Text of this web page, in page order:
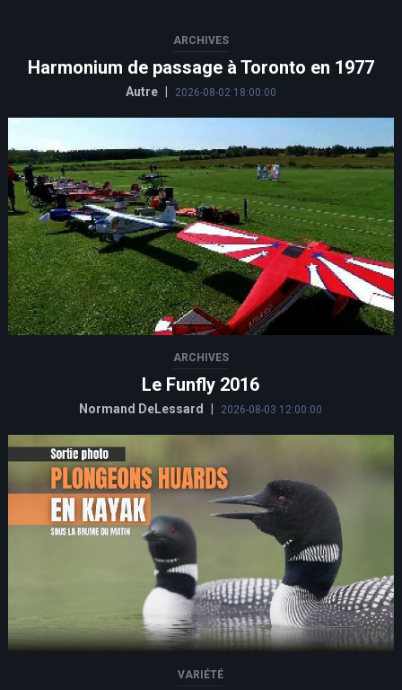
ARCHIVES
Harmonium de passage à Toronto en 1977
Autre 2026-08-02 18:00:00
ARCHIVES
Le Funfly 2016
Normand DeLessard 2026-08-03 12:00:00
VARIÉTÉ